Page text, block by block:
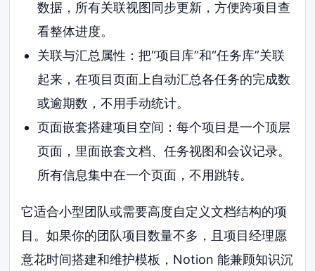
数据，所有关联视图同步更新，方便跨项目查
看整体进度。
关联与汇总属性：把“项目库”和“任务库”关联
起来，在项目页面上自动汇总各任务的完成数
或逾期数，不用手动统计。
页面嵌套搭建项目空间：每个项目是一个顶层
页面，里面嵌套文档、任务视图和会议记录。
所有信息集中在一个页面，不用跳转。
它适合小型团队或需要高度自定义文档结构的项
目。如果你的团队项目数量不多，且项目经理愿
意花时间搭建和维护模板，Notion 能兼顾知识沉